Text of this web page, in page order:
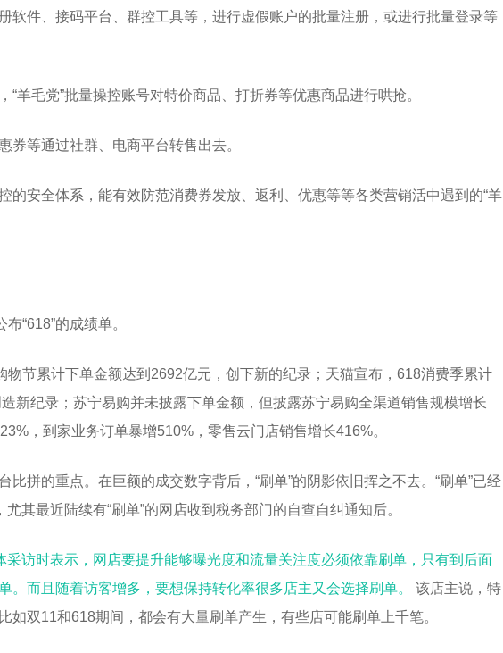
软件、接码平台、群控工具等，进行虚假账户的批量注册，或进行批量登录等
“羊毛党”批量操控账号对特价商品、打折券等优惠商品进行哄抢。
券等通过社群、电商平台转售出去。
的安全体系，能有效防范消费券发放、返利、优惠等等各类营销活中遇到的“羊
“618”的成绩单。
物节累计下单金额达到2692亿元，创下新的纪录；天猫宣布，618消费季累计
新纪录；苏宁易购并未披露下单金额，但披露苏宁易购全渠道销售规模增长
，到家业务订单暴增510%，零售云门店销售增长416%。
比拼的重点。在巨额的成交数字背后，“刷单”的阴影依旧挥之不去。“刷单”已经
尤其最近陆续有“刷单”的网店收到税务部门的自查自纠通知后。
采访时表示，网店要提升能够曝光度和流量关注度必须依靠刷单，只有到后面
。而且随着访客增多，要想保持转化率很多店主又会选择刷单。
该店主说，特
如双11和618期间，都会有大量刷单产生，有些店可能刷单上千笔。